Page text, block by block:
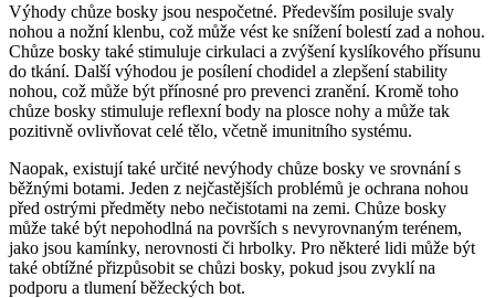
Výhody chůze bosky jsou ⁤nespočetné. ⁣Především posiluje svaly
‌nohou a nožní klenbu, což může vést⁢ ke snížení ‌bolestí zad‌ a ⁤nohou.
⁣Chůze bosky také stimuluje cirkulaci a zvýšení kyslíkového přísunu
do tkání. Další výhodou ‌je posílení chodidel a ⁢zlepšení stability
nohou, což může ‌být přínosné pro prevenci zranění. Kromě toho⁤
chůze bosky stimuluje reflexní body na plosce nohy a ​může tak‍
pozitivně⁤ ovlivňovat celé tělo,​ včetně imunitního ⁢systému.
Naopak, existují také určité nevýhody⁤ chůze ​bosky ve srovnání s
běžnými ‌botami. Jeden z nejčastějších⁣ problémů je ochrana⁤ nohou‌
před ostrými ⁢předměty nebo nečistotami⁤ na zemi. Chůze bosky
‌může také být⁤ nepohodlná ⁢na ⁤površích ⁤s ‌nevyrovnaným terénem,
⁤jako⁤ jsou kamínky, nerovnosti či hrbolky. Pro některé lidi‍ může být
také obtížné přizpůsobit⁣ se chůzi bosky, pokud jsou zvyklí na
podporu a ‍tlumení‍ běžeckých​ bot.